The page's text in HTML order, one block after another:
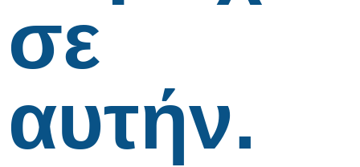
σε
αυτήν.